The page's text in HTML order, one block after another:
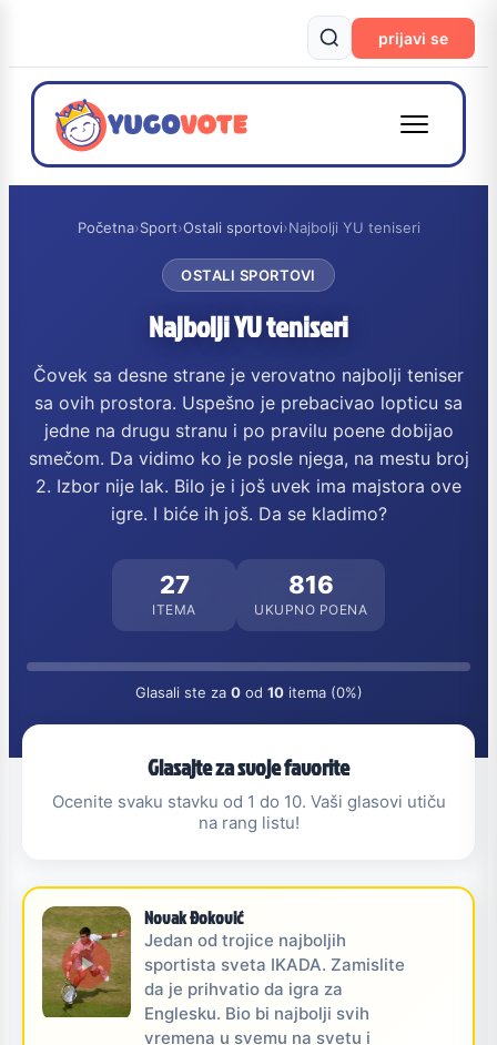
prijavi se
Početna›Sport›Ostali sportovi›Najbolji YU teniseri
OSTALI SPORTOVI
Najbolji YU teniseri
Čovek sa desne strane je verovatno najbolji teniser
sa ovih prostora. Uspešno je prebacivao lopticu sa
jedne na drugu stranu i po pravilu poene dobijao
smečom. Da vidimo ko je posle njega, na mestu broj
2. Izbor nije lak. Bilo je i još uvek ima majstora ove
igre. I biće ih još. Da se kladimo?
27
ITEMA
816
UKUPNO POENA
Glasali ste za 0od 10itema (0%)
Glasajte za svoje favorite
Ocenite svaku stavku od 1 do 10. Vaši glasovi utiču
na rang listu!
Novak Đoković
Jedan od trojice najboljih
sportista sveta IKADA. Zamislite
da je prihvatio da igra za
Englesku. Bio bi najbolji svih
vremena u svemu na svetu i